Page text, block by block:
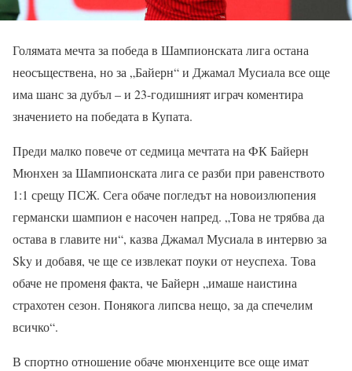
Голямата мечта за победа в Шампионската лига остана
неосъществена, но за „Байерн“ и Джамал Мусиала все още
има шанс за дубъл – и 23-годишният играч коментира
значението на победата в Купата.
Преди малко повече от седмица мечтата на ФК Байерн
Мюнхен за Шампионската лига се разби при равенството
1:1 срещу ПСЖ. Сега обаче погледът на новоизлюпения
германски шампион е насочен напред. „Това не трябва да
остава в главите ни“, казва Джамал Мусиала в интервю за
Sky и добавя, че ще се извлекат поуки от неуспеха. Това
обаче не променя факта, че Байерн „имаше наистина
страхотен сезон. Понякога липсва нещо, за да спечелим
всичко“.
В спортно отношение обаче мюнхенците все още имат